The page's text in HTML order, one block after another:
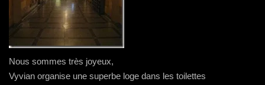
Nous sommes très joyeux,
Vyvian organise une superbe loge dans les toilettes